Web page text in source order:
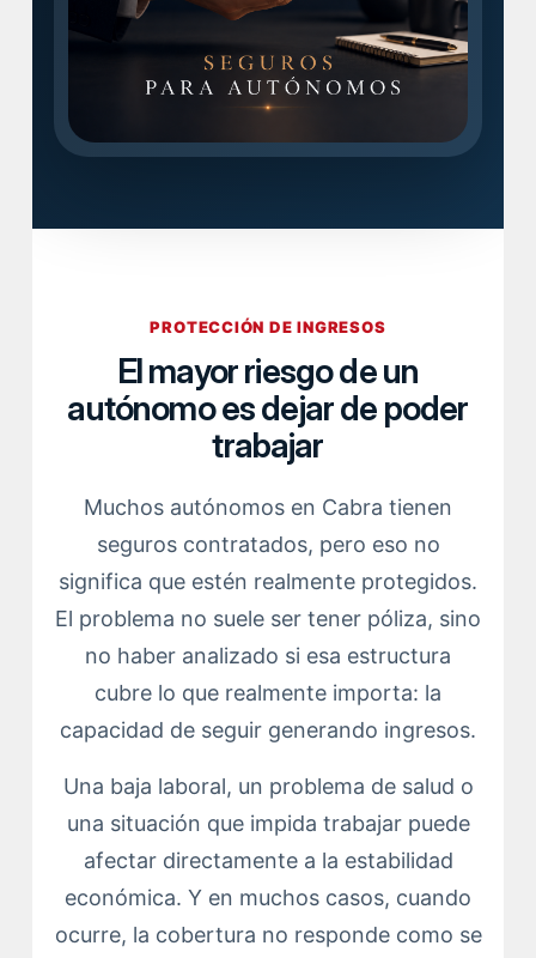
PROTECCIÓN DE INGRESOS
El mayor riesgo de un
autónomo es dejar de poder
trabajar
Muchos autónomos en Cabra tienen
seguros contratados, pero eso no
significa que estén realmente protegidos.
El problema no suele ser tener póliza, sino
no haber analizado si esa estructura
cubre lo que realmente importa: la
capacidad de seguir generando ingresos.
Una baja laboral, un problema de salud o
una situación que impida trabajar puede
afectar directamente a la estabilidad
económica. Y en muchos casos, cuando
ocurre, la cobertura no responde como se